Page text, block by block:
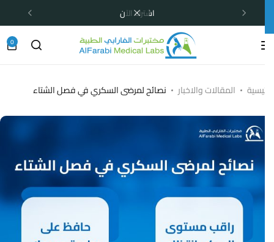
اشترك الآن
المقالات والاخبار نصائح لمرضى السكري في فصل الشتاء